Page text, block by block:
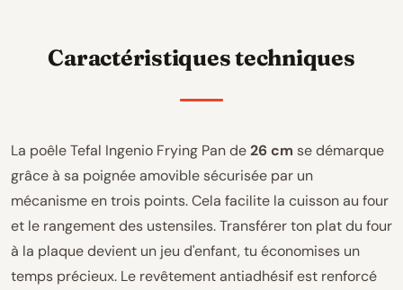
Caractéristiques techniques
La poêle Tefal Ingenio Frying Pan de26 cm se démarque
grâce à sa poignée amovible sécurisée par un
mécanisme en trois points. Cela facilite la cuisson au four
et le rangement des ustensiles. Transférer ton plat du four
à la plaque devient un jeu d'enfant, tu économises un
temps précieux. Le revêtement antiadhésif est renforcé